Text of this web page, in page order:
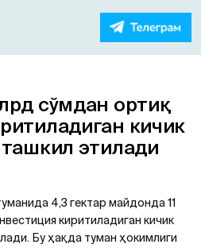
сўмдан ортиқ
кичик
этилади
4,3 гектар майдонда 11
киритиладиган кичик
Бу ҳақда туман ҳокимлиги